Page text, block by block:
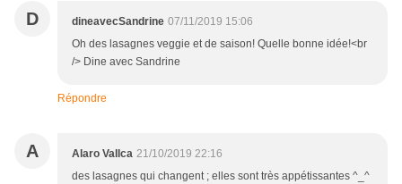
D dineavecSandrine 07/11/2019 15:06
Oh des lasagnes veggie et de saison! Quelle bonne idée!<br
/> Dine avec Sandrine
Répondre
A Alaro Vallca 21/10/2019 22:16
des lasagnes qui changent ; elles sont très appétissantes ^_^